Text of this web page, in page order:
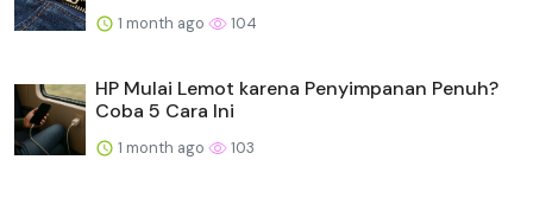
1 month ago 104
HP Mulai Lemot karena Penyimpanan Penuh?
Coba 5 Cara Ini
1 month ago 103